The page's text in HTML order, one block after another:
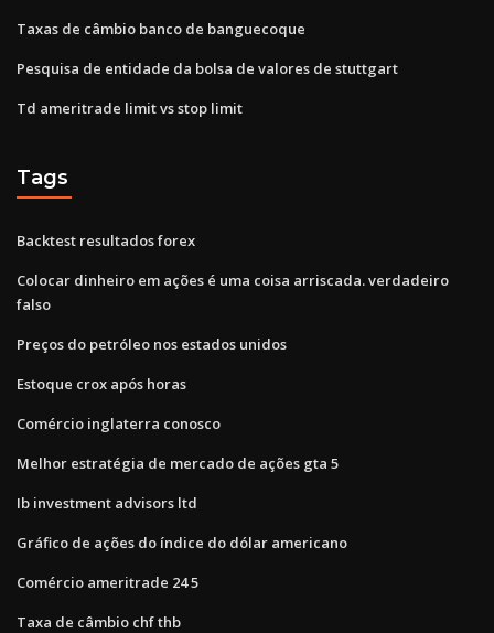
Taxas de câmbio banco de banguecoque
Pesquisa de entidade da bolsa de valores de stuttgart
Td ameritrade limit vs stop limit
Tags
Backtest resultados forex
Colocar dinheiro em ações é uma coisa arriscada. verdadeiro
falso
Preços do petróleo nos estados unidos
Estoque crox após horas
Comércio inglaterra conosco
Melhor estratégia de mercado de ações gta 5
Ib investment advisors ltd
Gráfico de ações do índice do dólar americano
Comércio ameritrade 24 5
Taxa de câmbio chf thb